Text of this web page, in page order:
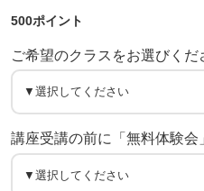
500ポイント
ご希望のクラスをお選びくだ
講座受講の前に「無料体験会